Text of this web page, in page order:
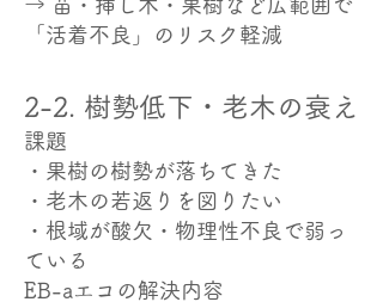
→ 苗・挿し木・果樹など広範囲で
「活着不良」のリスク軽減
2-2. 樹勢低下・老木の衰え
課題
・果樹の樹勢が落ちてきた
・老木の若返りを図りたい
・根域が酸欠・物理性不良で弱っ
ている
EB-aエコの解決内容